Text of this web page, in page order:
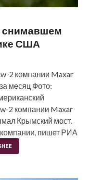
снимавшем
США
2 компании Maxar
месяц Фото:
2 компании Maxar
Крымский мост.
компании, пишет РИА